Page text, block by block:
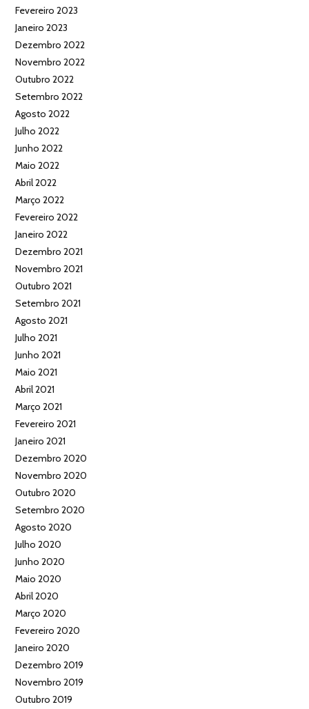
Fevereiro 2023
Janeiro 2023
Dezembro 2022
Novembro 2022
Outubro 2022
Setembro 2022
Agosto 2022
Julho 2022
Junho 2022
Maio 2022
Abril 2022
Março 2022
Fevereiro 2022
Janeiro 2022
Dezembro 2021
Novembro 2021
Outubro 2021
Setembro 2021
Agosto 2021
Julho 2021
Junho 2021
Maio 2021
Abril 2021
Março 2021
Fevereiro 2021
Janeiro 2021
Dezembro 2020
Novembro 2020
Outubro 2020
Setembro 2020
Agosto 2020
Julho 2020
Junho 2020
Maio 2020
Abril 2020
Março 2020
Fevereiro 2020
Janeiro 2020
Dezembro 2019
Novembro 2019
Outubro 2019